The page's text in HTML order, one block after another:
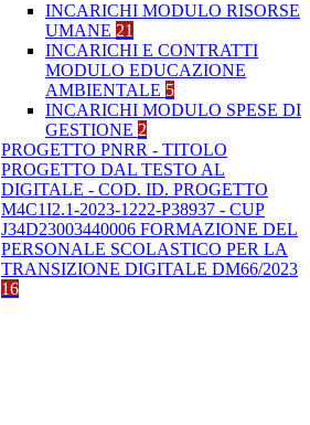
INCARICHI MODULO RISORSE
UMANE 21
INCARICHI E CONTRATTI
MODULO EDUCAZIONE
AMBIENTALE 5
INCARICHI MODULO SPESE DI
GESTIONE 2
PROGETTO PNRR - TITOLO
PROGETTO DAL TESTO AL
DIGITALE - COD. ID. PROGETTO
M4C1I2.1-2023-1222-P38937 - CUP
J34D23003440006 FORMAZIONE DEL
PERSONALE SCOLASTICO PER LA
TRANSIZIONE DIGITALE DM66/2023
16